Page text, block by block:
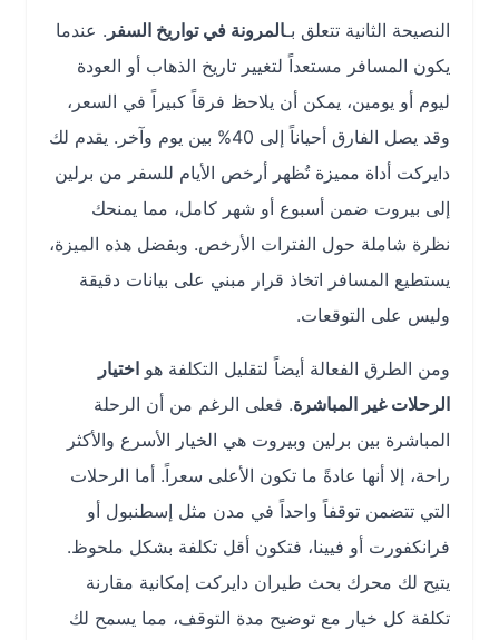
النصيحة الثانية تتعلق بـالمرونة في تواريخ السفر . عندما
يكون المسافر مستعداً لتغيير تاريخ الذهاب أو العودة
ليوم أو يومين، يمكن أن يلاحظ فرقاً كبيراً في السعر،
وقد يصل الفارق أحياناً إلى 40% بين يوم وآخر. يقدم لك
دايركت أداة مميزة تُظهر أرخص الأيام للسفر من برلين
إلى بيروت ضمن أسبوع أو شهر كامل، مما يمنحك
نظرة شاملة حول الفترات الأرخص. وبفضل هذه الميزة،
يستطيع المسافر اتخاذ قرار مبني على بيانات دقيقة
وليس على التوقعات.
ومن الطرق الفعالة أيضاً لتقليل التكلفة هواختيار
الرحلات غير المباشرة. فعلى الرغم من أن الرحلة
المباشرة بين برلين وبيروت هي الخيار الأسرع والأكثر
راحة، إلا أنها عادةً ما تكون الأعلى سعراً. أما الرحلات
التي تتضمن توقفاً واحداً في مدن مثل إسطنبول أو
فرانكفورت أو فيينا، فتكون أقل تكلفة بشكل ملحوظ.
يتيح لك محرك بحث طيران دايركت إمكانية مقارنة
تكلفة كل خيار مع توضيح مدة التوقف، مما يسمح لك